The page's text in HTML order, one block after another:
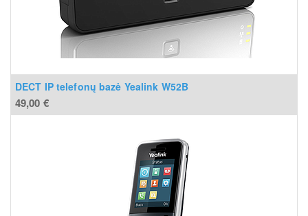
DECT IP telefonų bazė Yealink W52B
49,00 €